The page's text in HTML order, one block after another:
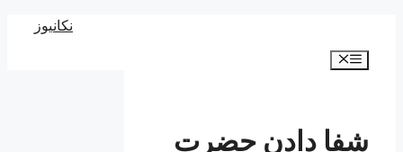
نکانیوز
فهرست
شفا دادن حضرت